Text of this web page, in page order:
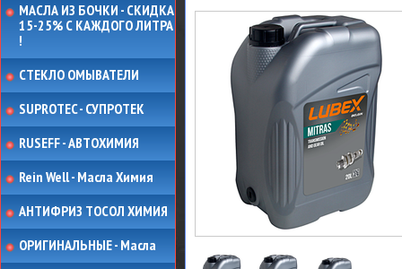
МАСЛА ИЗ БОЧКИ - СКИДКА
15-25% С КАЖДОГО ЛИТРА
!
СТЕКЛО ОМЫВАТЕЛИ
SUPROTEC - СУПРОТЕК
RUSEFF - АВТОХИМИЯ
Rein Well - Масла Химия
АНТИФРИЗ ТОСОЛ ХИМИЯ
ОРИГИНАЛЬНЫЕ - Масла